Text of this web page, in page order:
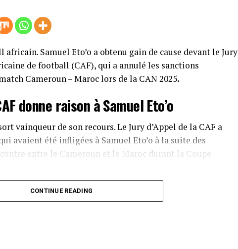
Samuel Eto’o a obtenu gain de cause devant le Jury
de football (CAF), qui a annulé les sanctions
Cameroun – Maroc lors de la CAN 2025.
donne raison à Samuel Eto’o
vainqueur de son recours. Le Jury d’Appel de la CAF a
avaient été infligées à Samuel Eto’o à la suite des
entre le Cameroun et le Maroc durant la Coupe
majeur dans un dossier qui avait suscité de
football africain.
matchs et l’amende sont annulées
CONTINUE READING